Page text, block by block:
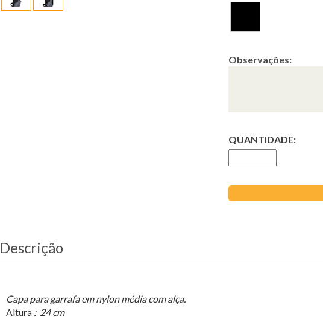
Observações:
QUANTIDADE:
Descrição
Capa para garrafa em nylon média com alça.
Altura: 24 cm